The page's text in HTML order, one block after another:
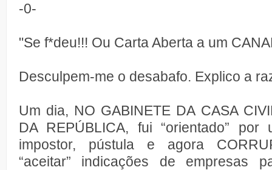
-0-
"Se f*deu!!! Ou Carta Aberta a um
Desculpem-me o desabafo. Explico a
Um dia, NO GABINETE DA CASA
DA REPÚBLICA, fui “orientado” por
impostor, pústula e agora
“aceitar” indicações de empresas